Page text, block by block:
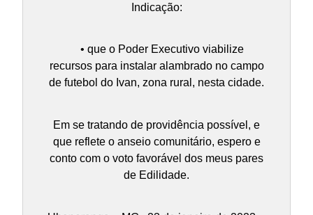
Indicação:
• que o Poder Executivo viabilize
recursos para instalar alambrado no campo
de futebol do Ivan, zona rural, nesta cidade.
Em se tratando de providência possível, e
que reflete o anseio comunitário, espero e
conto com o voto favorável dos meus pares
de Edilidade.